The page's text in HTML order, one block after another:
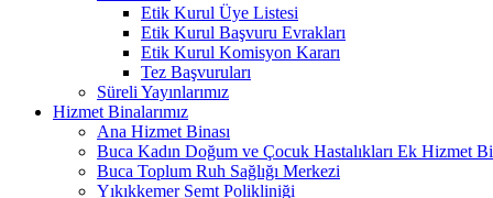
Etik Kurul Üye Listesi
Etik Kurul Başvuru Evrakları
Etik Kurul Komisyon Kararı
Tez Başvuruları
Süreli Yayınlarımız
Hizmet Binalarımız
Ana Hizmet Binası
Buca Kadın Doğum ve Çocuk Hastalıkları Ek Hizmet
Buca Toplum Ruh Sağlığı Merkezi
Yıkıkkemer Semt Polikliniği